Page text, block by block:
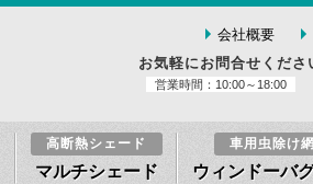
会社概要
お気軽にお問合せくださ
営業時間：10:00～18:00
高断熱シェード
マルチシェード
車用虫除け
ウィンドーバ